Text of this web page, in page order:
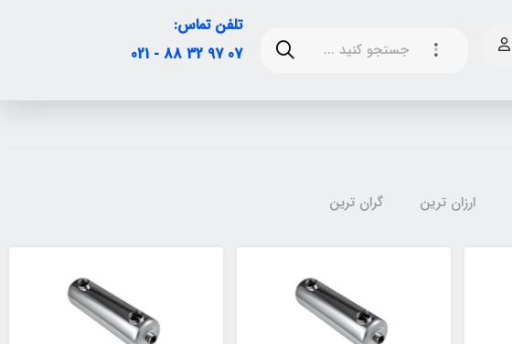
تلفن تماس:
07 97 32 88 - 021
ارزان ترین گران ترین